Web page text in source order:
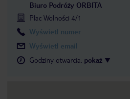
Biuro Podróży ORBITA
Plac Wolności 4/1
Wyświetl numer
Wyświetl email
Godziny otwarcia: pokaż